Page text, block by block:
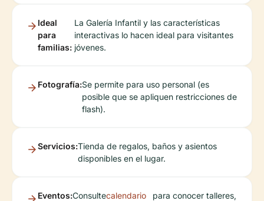
Ideal
para
familias:
La Galería Infantil y las características
interactivas lo hacen ideal para visitantes
jóvenes.
Fotografía:Se permite para uso personal (es
posible que se apliquen restricciones de
flash).
Servicios:Tienda de regalos, baños y asientos
disponibles en el lugar.
Eventos:Consultecalendario
para conocer talleres,